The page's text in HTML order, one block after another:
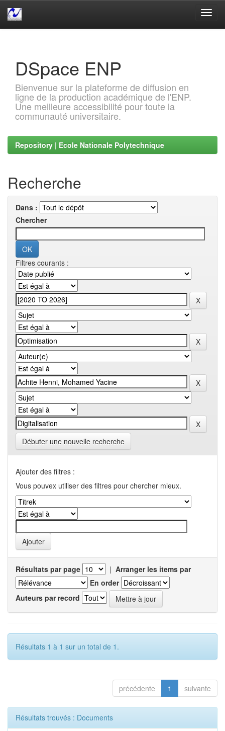
DSpace ENP
Bienvenue sur la plateforme de diffusion en
ligne de la production académique de l'ENP.
Une meilleure accessibilité pour toute la
communauté universitaire.
Repository | Ecole Nationale Polytechnique
Recherche
Dans :
Chercher
Filtres courants :
Débuter une nouvelle recherche
Ajouter des filtres :
Vous pouvex utiliser des filtres pour chercher mieux.
Résultats par page | Arranger les items par
En order
Auteurs par record
Résultats 1 à 1 sur un total de 1.
précédente 1 suivante
Résultats trouvés : Documents